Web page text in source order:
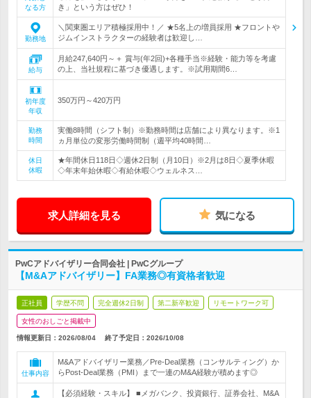
なる方
き」という方はぜひ！
勤務地
＼関東圏エリア積極採用中！／ ★5名上の増員採用 ★フロントや
ジムインストラクターの経験者は歓迎し…
給与
月給247,640円～＋ 賞与(年2回)+各種手当※経験・能力等を考慮
の上、当社規程に基づき優遇します。※試用期間6…
初年度
年収
350万円～420万円
勤務
時間
実働8時間（シフト制）※勤務時間は店舗により異なります。※1
ヵ月単位の変形労働時間制（週平均40時間…
休日
休暇
★年間休日118日◇週休2日制（月10日）※2月は8日◇夏季休暇
◇年末年始休暇◇有給休暇◇ウェルネス…
求人詳細を見る 気になる
PwCアドバイザリー合同会社 | PwCグループ
【M&Aアドバイザリー】FA業務◎有資格者歓迎
正社員 学歴不問 完全週休2日制 第二新卒歓迎 リモートワーク可
女性のおしごと掲載中
情報更新日：2026/08/04 終了予定日： 2026/10/08
仕事内容
M&Aアドバイザリー業務／Pre-Deal業務（コンサルティング）か
らPost‐Deal業務（PMI）まで一連のM&A経験が積めます◎
【必須経験・スキル】 ■メガバンク、投資銀行、証券会社、M&A